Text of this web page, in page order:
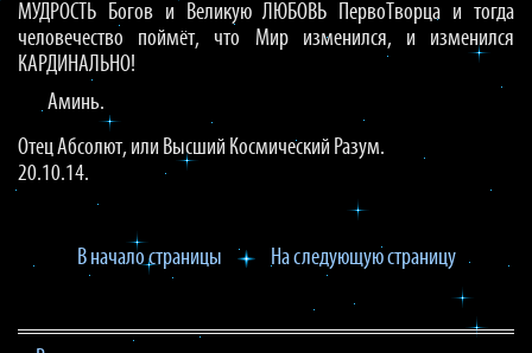
МУДРОСТЬ Богов и Великую ЛЮБОВЬ ПервоТворца и тогда
человечество поймёт, что Мир изменился, и изменился
КАРДИНАЛЬНО!
Аминь.
Отец Абсолют, или Высший Космический Разум.
20.10.14.
В начало страницы На следующую страницу